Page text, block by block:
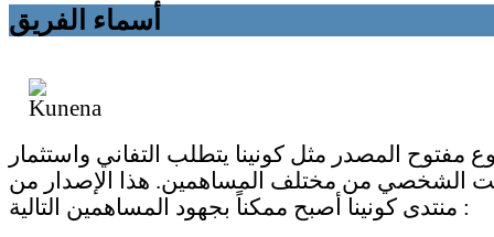
أسماء الفريق
مفتوح المصدر مثل كونينا يتطلب التفاني واستثمار
الشخصي من مختلف المساهمين. هذا الإصدار من
منتدى كونينا أصبح ممكناً بجهود المساهمين التالية :